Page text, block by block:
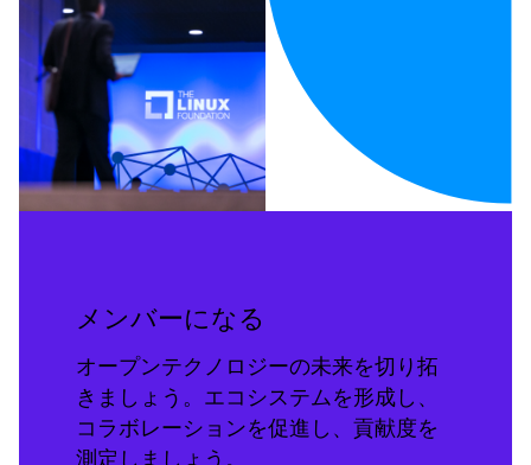
メンバーになる
オープンテクノロジーの未来を切り拓
きましょう。エコシステムを形成し、
コラボレーションを促進し、貢献度を
測定しましょう。